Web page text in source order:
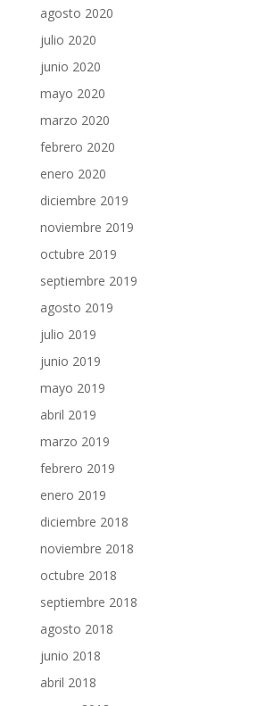
agosto 2020
julio 2020
junio 2020
mayo 2020
marzo 2020
febrero 2020
enero 2020
diciembre 2019
noviembre 2019
octubre 2019
septiembre 2019
agosto 2019
julio 2019
junio 2019
mayo 2019
abril 2019
marzo 2019
febrero 2019
enero 2019
diciembre 2018
noviembre 2018
octubre 2018
septiembre 2018
agosto 2018
junio 2018
abril 2018